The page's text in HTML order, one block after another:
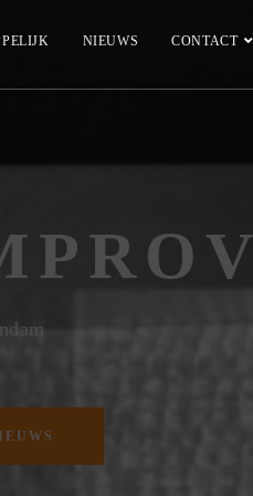
NIEUWS CONTACT